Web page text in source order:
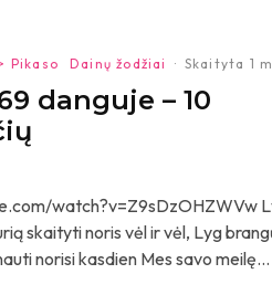
Pikaso Dainų žodžiai · Skaityta 1
danguje – 10
watch?v=Z9sDzOHZWVw
skaityti noris vėl ir vėl, Lyg
norisi kasdien Mes savo meilę...